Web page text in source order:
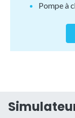
Pompe à